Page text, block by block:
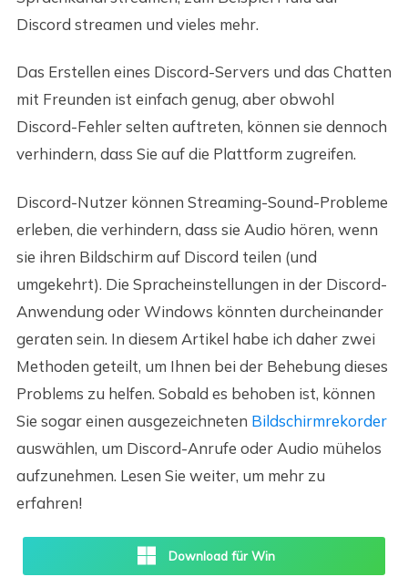
Discord streamen und vieles mehr.
Das Erstellen eines Discord-Servers und das Chatten
mit Freunden ist einfach genug, aber obwohl
Discord-Fehler selten auftreten, können sie dennoch
verhindern, dass Sie auf die Plattform zugreifen.
Discord-Nutzer können Streaming-Sound-Probleme
erleben, die verhindern, dass sie Audio hören, wenn
sie ihren Bildschirm auf Discord teilen (und
umgekehrt). Die Spracheinstellungen in der Discord-
Anwendung oder Windows könnten durcheinander
geraten sein. In diesem Artikel habe ich daher zwei
Methoden geteilt, um Ihnen bei der Behebung dieses
Problems zu helfen. Sobald es behoben ist, können
Sie sogar einen ausgezeichneten Bildschirmrekorder
auswählen, um Discord-Anrufe oder Audio mühelos
aufzunehmen. Lesen Sie weiter, um mehr zu
erfahren!
Download für Win